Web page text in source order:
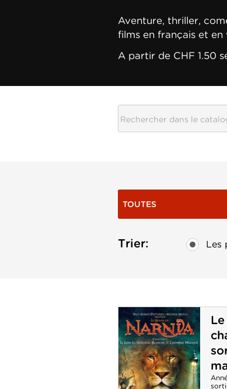
Aventure, thriller,
films en français et
A partir de CHF 1.50
TOUTES
Trier: Les